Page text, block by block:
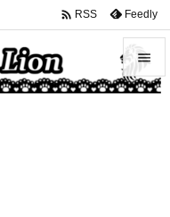


 RSS Feedly